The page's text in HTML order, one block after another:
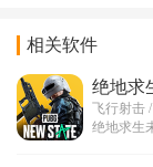
相关软件
绝地求
飞行射击 /
绝地求生